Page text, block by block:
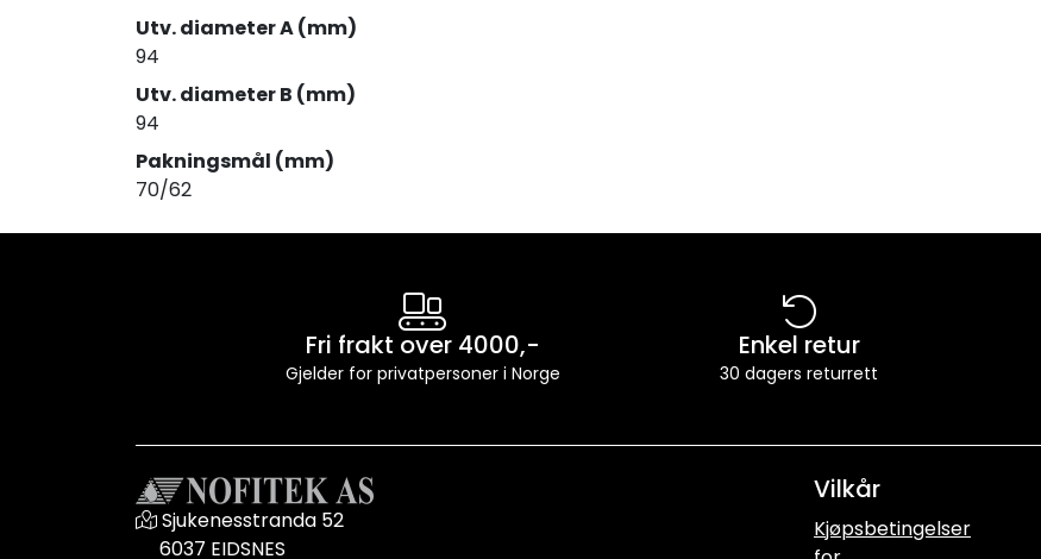
Utv. diameter A (mm)
94
Utv. diameter B (mm)
94
Pakningsmål (mm)
70/62
Fri frakt over 4000,-
Gjelder for privatpersoner i Norge
Enkel retur
30 dagers returrett
Sjukenesstranda 52
6037 EIDSNES
Vilkår
Kjøpsbetingelser